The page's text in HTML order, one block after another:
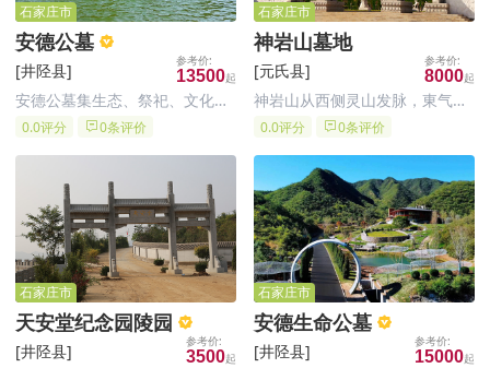
石家庄市
安德公墓
[井陉县] 13500
安德公墓集生态、祭祀、文化、
祈福、墓葬等功能为一体，主要
心(含骨灰堂)建筑面积2219.06
㎡。石家庄公墓墓地项目依循地
脉走势，将地
0.0评分 0条评价
石家庄市
神岩山墓地
[元氏县] 8000
神岩山从西侧灵山发脉，東气过
峡，穿珠过帐。背靠玉观音，左
池。远处岸山显露，运河如玉带
缠腰，右有笔杆临白虎，后有玄
武、观音坐。是一处难得的堪舆
福地。
0.0评分 0条评价
石家庄市
天安堂纪念园陵园
[井陉县] 3500
石家庄市
安德生命公墓
[井陉县] 15000